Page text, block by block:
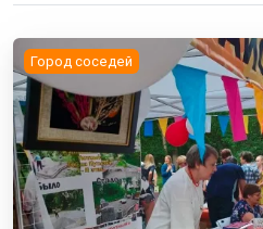
Город соседей